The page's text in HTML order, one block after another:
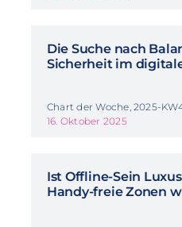
Die Suche nach
Sicherheit im
Chart der Woche, 2025-
16. Oktober 2025
Ist Offline-Sein
Handy-freie Zonen